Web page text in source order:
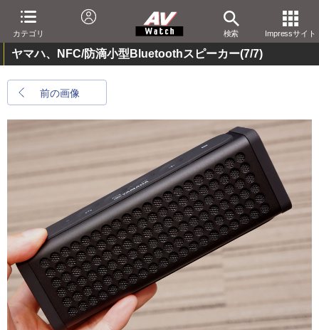
カテゴリ 検索 Impressサイト
ヤマハ、NFC/防滴小型Bluetoothスピーカー(7/7)
前の画像